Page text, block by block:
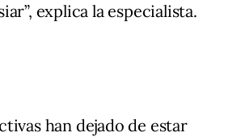
explica la especialista.
han dejado de estar